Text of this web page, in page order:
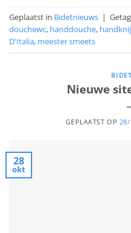
Geplaatst in Bidetnieuws |
douchewc, handdouche,
D'Italia, meester smeets
Nieuwe
GEPLAATST OP
28
okt